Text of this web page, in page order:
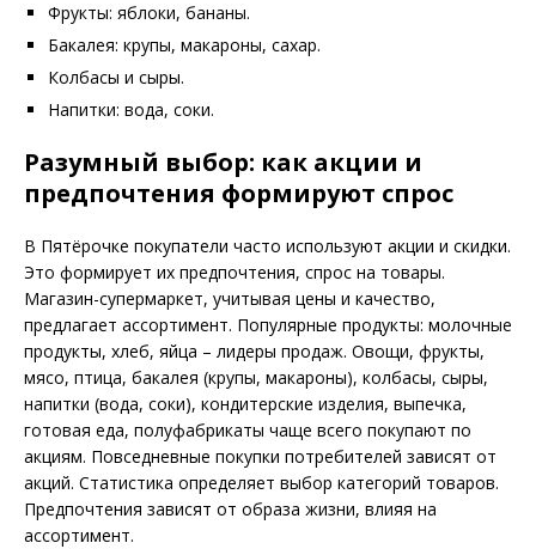
Фрукты: яблоки, бананы.
Бакалея: крупы, макароны, сахар.
Колбасы и сыры.
Напитки: вода, соки.
Разумный выбор: как акции и
предпочтения формируют спрос
В Пятёрочке покупатели часто используют акции и скидки.
Это формирует их предпочтения, спрос на товары.
Магазин-супермаркет, учитывая цены и качество,
предлагает ассортимент. Популярные продукты: молочные
продукты, хлеб, яйца – лидеры продаж. Овощи, фрукты,
мясо, птица, бакалея (крупы, макароны), колбасы, сыры,
напитки (вода, соки), кондитерские изделия, выпечка,
готовая еда, полуфабрикаты чаще всего покупают по
акциям. Повседневные покупки потребителей зависят от
акций. Статистика определяет выбор категорий товаров.
Предпочтения зависят от образа жизни, влияя на
ассортимент.